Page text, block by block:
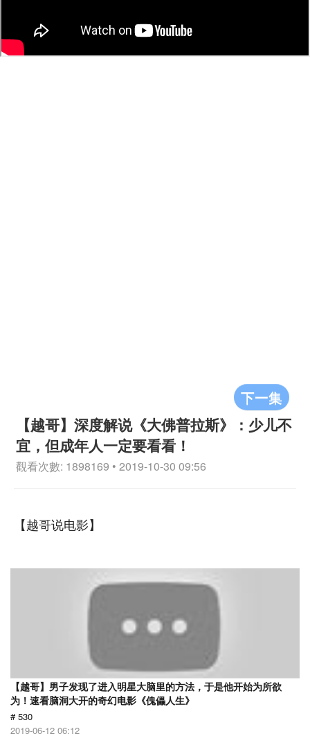
下一集
【越哥】深度解说《大佛普拉斯》：少儿不
宜，但成年人一定要看看！
觀看次數: 1898169 • 2019-10-30 09:56
【越哥说电影】
【越哥】男子发现了进入明星大脑里的方法，于是他开始为所欲
为！速看脑洞大开的奇幻电影《傀儡人生》
# 530
2019-06-12 06:12